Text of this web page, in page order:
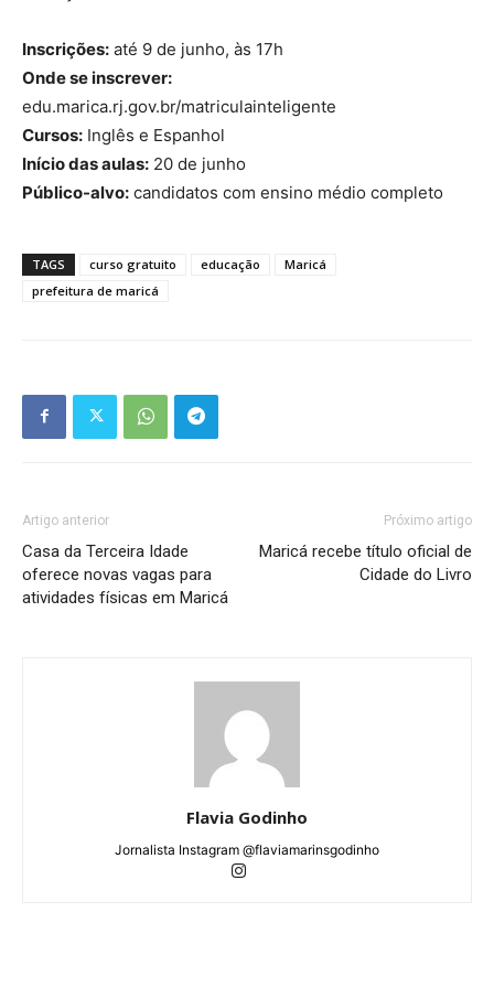
Inscrições: até 9 de junho, às 17h
Onde se inscrever:
edu.marica.rj.gov.br/matriculainteligente
Cursos: Inglês e Espanhol
Início das aulas: 20 de junho
Público-alvo: candidatos com ensino médio completo
TAGS curso gratuito educação
Maricá
prefeitura de maricá
Artigo anterior
Casa da Terceira Idade
oferece novas vagas para
atividades físicas em Maricá
Próximo artigo
Maricá recebe título oficial de
Cidade do Livro
Flavia Godinho
Jornalista Instagram @flaviamarinsgodinho